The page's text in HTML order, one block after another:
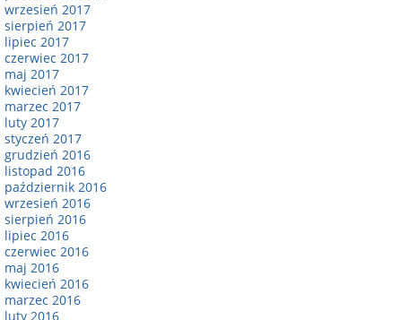
wrzesień 2017
sierpień 2017
lipiec 2017
czerwiec 2017
maj 2017
kwiecień 2017
marzec 2017
luty 2017
styczeń 2017
grudzień 2016
listopad 2016
październik 2016
wrzesień 2016
sierpień 2016
lipiec 2016
czerwiec 2016
maj 2016
kwiecień 2016
marzec 2016
luty 2016